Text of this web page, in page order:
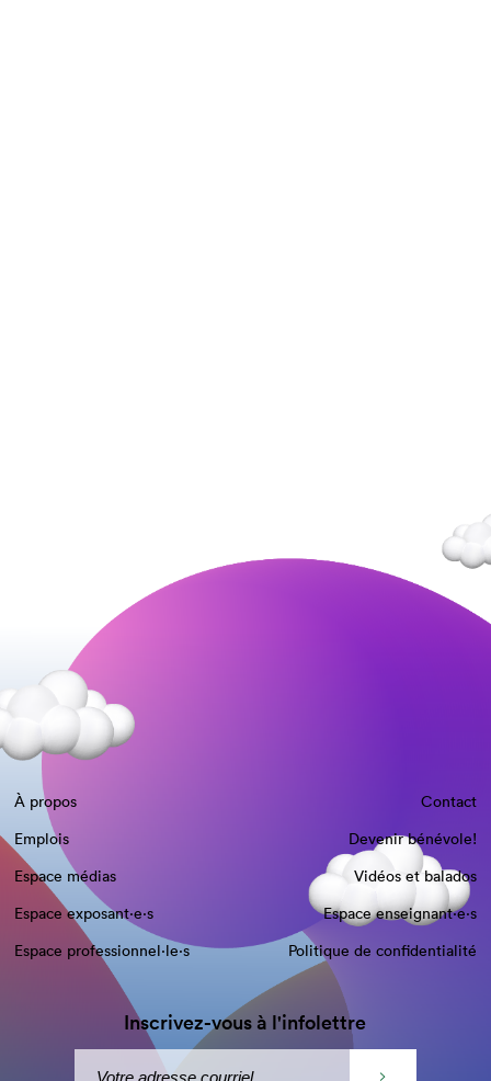
À propos
Contact
Emplois
Devenir bénévole!
Espace médias
Vidéos et balados
Espace exposant·e⋅s
Espace enseignant·e⋅s
Espace professionnel·le⋅s
Politique de confidentialité
Inscrivez-vous à l'infolettre